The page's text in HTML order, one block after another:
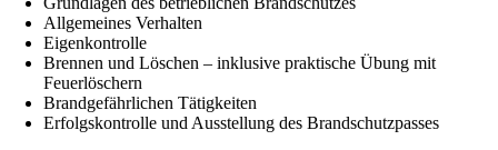
Allgemeines Verhalten
Eigenkontrolle
Brennen und Löschen – inklusive praktische Übung mit
Feuerlöschern
Brandgefährlichen Tätigkeiten
Erfolgskontrolle und Ausstellung des Brandschutzpasses